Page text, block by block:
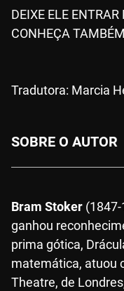
DEIXE ELE
CONHEÇA
Tradutora: Marcia
SOBRE O AUTOR
Bram Stoker
ganhou
prima gótica,
matemática, atuou
Theatre, de